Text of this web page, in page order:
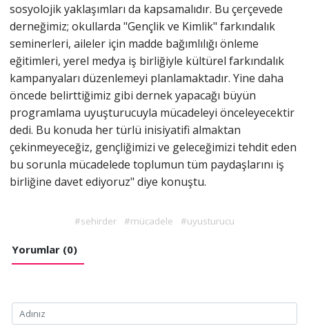
sosyolojik yaklaşımları da kapsamalıdır. Bu çerçevede
derneğimiz; okullarda "Gençlik ve Kimlik" farkındalık
seminerleri, aileler için madde bağımlılığı önleme
eğitimleri, yerel medya iş birliğiyle kültürel farkındalık
kampanyaları düzenlemeyi planlamaktadır. Yine daha
öncede belirttiğimiz gibi dernek yapacağı büyün
programlama uyuşturucuyla mücadeleyi önceleyecektir
dedi. Bu konuda her türlü inisiyatifi almaktan
çekinmeyeceğiz, gençliğimizi ve geleceğimizi tehdit eden
bu sorunla mücadelede toplumun tüm paydaşlarını iş
birliğine davet ediyoruz" diye konuştu.
#sehirder #mücadele #uyusturucu
Yorumlar (0)